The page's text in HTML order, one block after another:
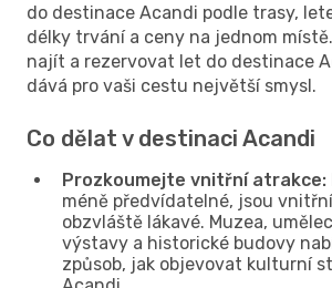
do destinace Acandi podle trasy,
délky trvání a ceny na jednom
najít a rezervovat let do destinace
dává pro vaši cestu největší smysl.
Co dělat v destinaci Acandi
Prozkoumejte vnitřní atrakce:
méně předvídatelné, jsou
obzvláště lákavé. Muzea,
výstavy a historické budovy
způsob, jak objevovat kulturní